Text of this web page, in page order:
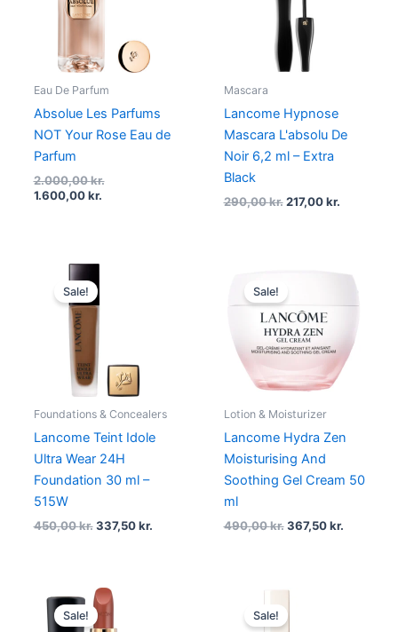
Eau De Parfum
Absolue Les Parfums
NOT Your Rose Eau de
Parfum
2.000,00kr.
1.600,00kr.
Mascara
Lancome Hypnose
Mascara L'absolu De
Noir 6,2 ml – Extra
Black
290,00kr. 217,00kr.
Sale!
Foundations & Concealers
Lancome Teint Idole
Ultra Wear 24H
Foundation 30 ml –
515W
450,00kr.
price
was:
450,00 kr..
337,50kr.
Sale!
Lotion & Moisturizer
Lancome Hydra Zen
Moisturising And
Soothing Gel Cream 50
ml
490,00kr.
was:
490,00 kr..
367,50kr.
price
Sale!
Original
price
was:
Sale!
Original
price
was: